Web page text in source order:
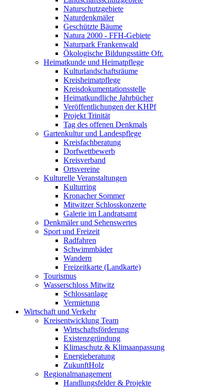
Naturschutzgebiete
Naturdenkmäler
Geschützte Bäume
Natura 2000 - FFH-Gebiete
Naturpark Frankenwald
Ökologische Bildungsstätte Ofr.
Heimatkunde und Heimatpflege
Kulturlandschaftsräume
Kreisheimatpflege
Kreisdokumentationsstelle
Heimatkundliche Jahrbücher
Veröffentlichungen der KHPf
Projekt Trinität
Tag des offenen Denkmals
Gartenkultur und Landespflege
Kreisfachberatung
Dorfwettbewerb
Kreisverband
Ortsvereine
Kulturelle Veranstaltungen
Kulturring
Kronacher Sommer
Mitwitzer Schlosskonzerte
Galerie im Landratsamt
Denkmäler und Sehenswertes
Sport und Freizeit
Radfahren
Schwimmbäder
Wandern
Freizeitkarte (Landkarte)
Tourismus
Wasserschloss Mitwitz
Schlossanlage
Vermietung
Wirtschaft und Verkehr
Kreisentwicklung Team
Wirtschaftsförderung
Existenzgründung
Klimaschutz & Klimaanpassung
Energieberatung
ZukunftHolz
Regionalmanagement
Handlungsfelder & Projekte